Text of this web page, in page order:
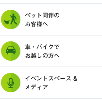
ペット同伴の
お客様へ
車・バイクで
お越しの方へ
イベントスペース &
メディア